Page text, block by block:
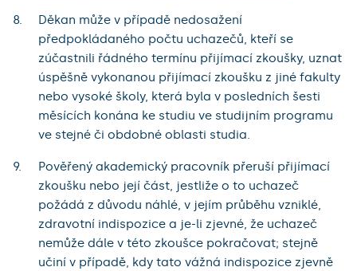
Děkan může v případě nedosažení
předpokládaného počtu uchazečů, kteří se
zúčastnili řádného termínu přijímací zkoušky, uznat
úspěšně vykonanou přijímací zkoušku z jiné fakulty
nebo vysoké školy, která byla v posledních šesti
měsících konána ke studiu ve studijním programu
ve stejné či obdobné oblasti studia.
Pověřený akademický pracovník přeruší přijímací
zkoušku nebo její část, jestliže o to uchazeč
požádá z důvodu náhlé, v jejím průběhu vzniklé,
zdravotní indispozice a je-li zjevné, že uchazeč
nemůže dále v této zkoušce pokračovat; stejně
učiní v případě, kdy tato vážná indispozice zjevně